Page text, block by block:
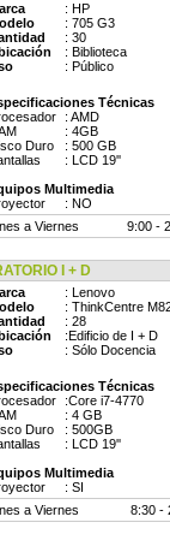
: HP
: 705 G3
: 30
: Biblioteca
: Público
Técnicas
: AMD
: 4GB
Duro
: 500 GB
: LCD 19''
Multimedia
: NO
a Viernes 9:00 -
I + D
: Lenovo
: ThinkCentre
: 28
:Edificio de I + D
: Sólo Docencia
Técnicas
:Core i7-4770
: 4 GB
Duro
: 500GB
: LCD 19''
Multimedia
: SI
a Viernes 8:30 -